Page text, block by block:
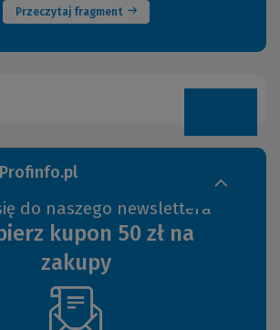
Przeczytaj fragment
do naszego newslettera
kupon 50 zł na
zakupy
(Nowe